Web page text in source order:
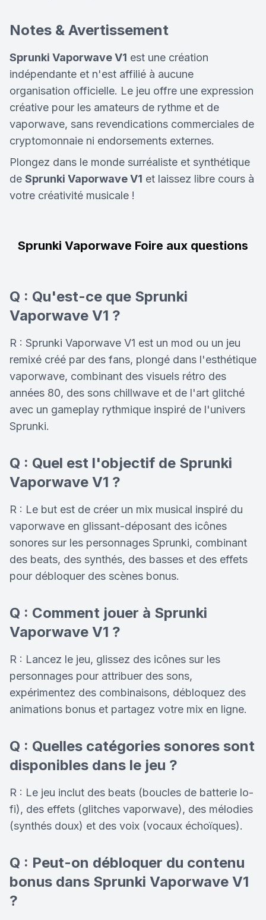
Notes & Avertissement
Sprunki Vaporwave V1 est une création
indépendante et n'est affilié à aucune
organisation officielle. Le jeu offre une expression
créative pour les amateurs de rythme et de
vaporwave, sans revendications commerciales de
cryptomonnaie ni endorsements externes.
Plongez dans le monde surréaliste et synthétique
de Sprunki Vaporwave V1 et laissez libre cours à
votre créativité musicale !
Sprunki Vaporwave Foire aux questions
Q : Qu'est-ce que Sprunki
Vaporwave V1 ?
R : Sprunki Vaporwave V1 est un mod ou un jeu
remixé créé par des fans, plongé dans l'esthétique
vaporwave, combinant des visuels rétro des
années 80, des sons chillwave et de l'art glitché
avec un gameplay rythmique inspiré de l'univers
Sprunki.
Q : Quel est l'objectif de Sprunki
Vaporwave V1 ?
R : Le but est de créer un mix musical inspiré du
vaporwave en glissant-déposant des icônes
sonores sur les personnages Sprunki, combinant
des beats, des synthés, des basses et des effets
pour débloquer des scènes bonus.
Q : Comment jouer à Sprunki
Vaporwave V1 ?
R : Lancez le jeu, glissez des icônes sur les
personnages pour attribuer des sons,
expérimentez des combinaisons, débloquez des
animations bonus et partagez votre mix en ligne.
Q : Quelles catégories sonores sont
disponibles dans le jeu ?
R : Le jeu inclut des beats (boucles de batterie lo-
fi), des effets (glitches vaporwave), des mélodies
(synthés doux) et des voix (vocaux échoïques).
Q : Peut-on débloquer du contenu
bonus dans Sprunki Vaporwave V1
?